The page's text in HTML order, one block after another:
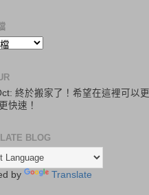
終於搬家了！希望在這裡可以更
快速！
BLOG
by Translate